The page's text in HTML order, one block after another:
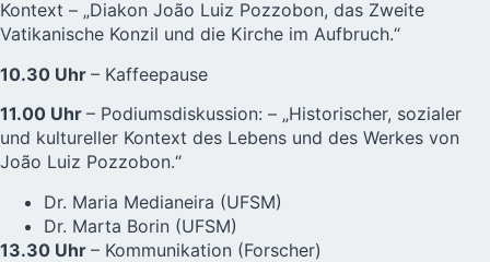
Kontext – „Diakon João Luiz Pozzobon, das Zweite
Vatikanische Konzil und die Kirche im Aufbruch.“
10.30 Uhr – Kaffeepause
11.00 Uhr – Podiumsdiskussion: – „Historischer, sozialer
und kultureller Kontext des Lebens und des Werkes von
João Luiz Pozzobon.“
Dr. Maria Medianeira (UFSM)
Dr. Marta Borin (UFSM)
13.30 Uhr – Kommunikation (Forscher)